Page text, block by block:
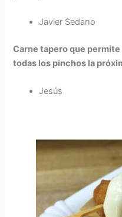
Javier Sedano
Carne tapero que
todas los pinchos la
Jesús